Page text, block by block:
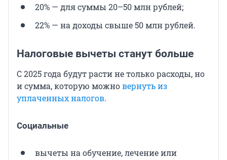
20% — для суммы 20–50 млн рублей;
22% — на доходы свыше 50 млн рублей.
Налоговые вычеты станут больше
С 2025 года будут расти не только расходы, но
и сумма, которую можновернуть из
уплаченных налогов.
Социальные
вычеты на обучение, лечение или